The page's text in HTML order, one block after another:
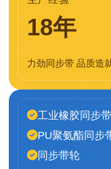
18年
力劲同步带 品质造
工业橡胶同步带
PU聚氨酯同步
同步带轮